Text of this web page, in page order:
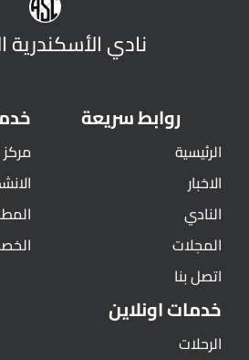
نادي الأسكندرية
روابط سريعة
الرئيسية
الاخبار
النادي
المجلات
اتصل بنا
خدمات اونلاين
الرحلات